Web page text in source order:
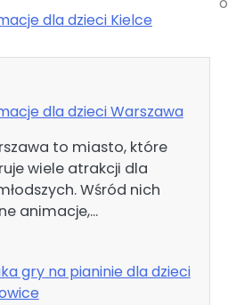
dla dzieci Kielce
dla dzieci Warszawa
to miasto, które
wiele atrakcji dla
Wśród nich
animacje,…
gry na pianinie dla dzieci